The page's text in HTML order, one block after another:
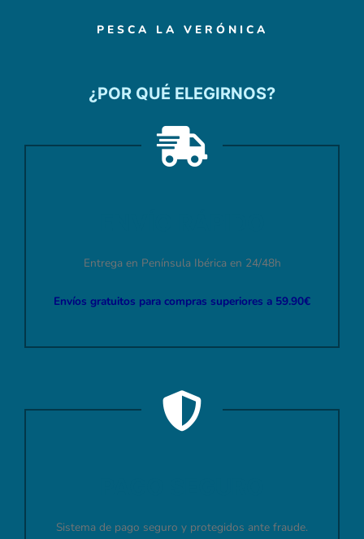
PESCA LA VERÓNICA
¿POR QUÉ ELEGIRNOS?
Entrega en Península Ibérica en 24/48h
Envíos gratuitos para compras superiores a 59.90€
Sistema de pago seguro y protegidos ante fraude.